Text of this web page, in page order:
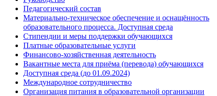
Педагогический состав
Материально-техническое обеспечение и оснащённость
образовательного процесса. Доступная среда
Стипендии и меры поддержки обучающихся
Платные образовательные услуги
Финансово-хозяйственная деятельность
Вакантные места для приёма (перевода) обучающихся
Доступная среда (до 01.09.2024)
Международное сотрудничество
Организация питания в образовательной организации